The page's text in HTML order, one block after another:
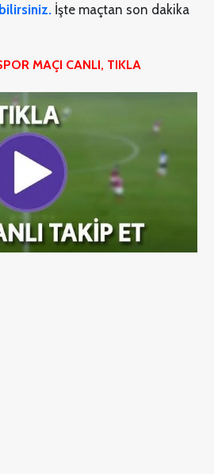
İşte maçtan son dakika
MAÇI CANLI, TIKLA